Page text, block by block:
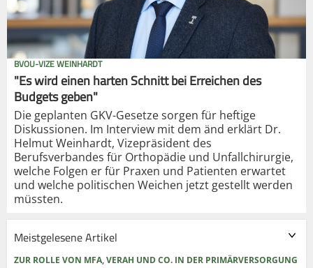
BVOU-VIZE WEINHARDT
"Es wird einen harten Schnitt bei Erreichen des
Budgets geben"
Die geplanten GKV-Gesetze sorgen für heftige
Diskussionen. Im Interview mit dem änd erklärt Dr.
Helmut Weinhardt, Vizepräsident des
Berufsverbandes für Orthopädie und Unfallchirurgie,
welche Folgen er für Praxen und Patienten erwartet
und welche politischen Weichen jetzt gestellt werden
müssten.
Meistgelesene Artikel
ZUR ROLLE VON MFA, VERAH UND CO. IN DER PRIMÄRVERSORGUNG